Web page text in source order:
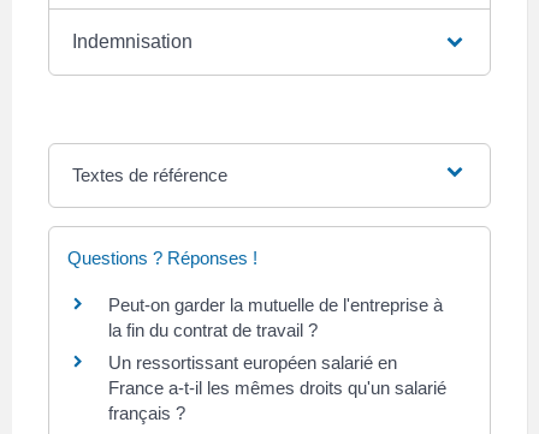
Indemnisation
Textes de référence
Questions ? Réponses !
Peut-on garder la mutuelle de l'entreprise à
la fin du contrat de travail ?
Un ressortissant européen salarié en
France a-t-il les mêmes droits qu'un salarié
français ?